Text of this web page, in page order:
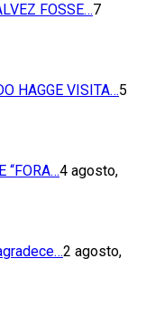
FOSSE…7
HAGGE VISITA…5
“FORA…4 agosto,
2 agosto,